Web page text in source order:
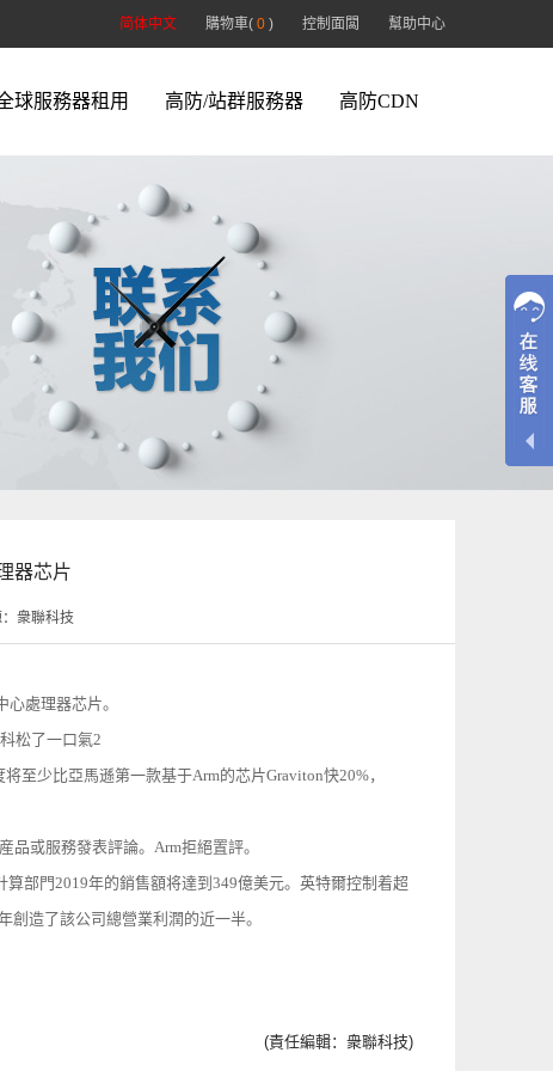
简体中文 購物車( 0 ) 控制面闆 幫助中心
球服務器租用 高防/站群服務器 高防CDN
器芯片
衆聯科技
處理器芯片。
至少比亞馬遜第一款基于Arm的芯片Graviton快20%，
或服務發表評論。Arm拒絕置評。
部門2019年的銷售額将達到349億美元。英特爾控制着超
造了該公司總營業利潤的近一半。
(責任編輯：衆聯科技)